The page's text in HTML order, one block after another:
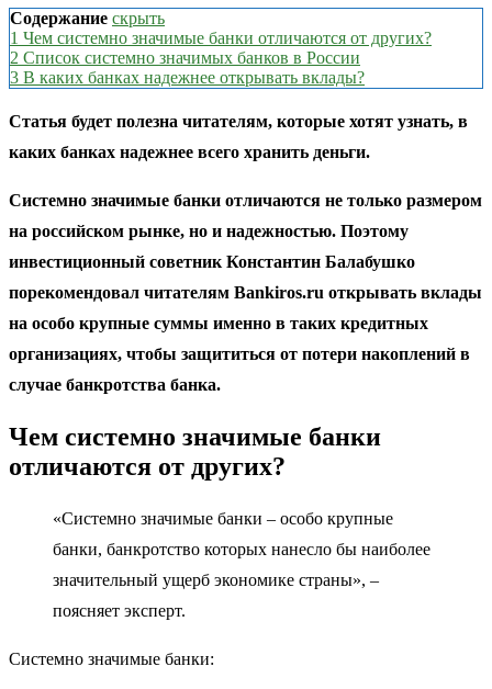
Содержание скрыть
1 Чем системно значимые банки отличаются от других?
2 Список системно значимых банков в России
3 В каких банках надежнее открывать вклады?
Статья будет полезна читателям, которые хотят узнать, в
каких банках надежнее всего хранить деньги.
Системно значимые банки отличаются не только размером
на российском рынке, но и надежностью. Поэтому
инвестиционный советник Константин Балабушко
порекомендовал читателям Bankiros.ru открывать вклады
на особо крупные суммы именно в таких кредитных
организациях, чтобы защититься от потери накоплений в
случае банкротства банка.
Чем системно значимые банки
отличаются от других?
«Системно значимые банки – особо крупные
банки, банкротство которых нанесло бы наиболее
значительный ущерб экономике страны», –
поясняет эксперт.
Системно значимые банки: